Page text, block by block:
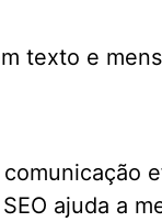
texto e
ajuda a